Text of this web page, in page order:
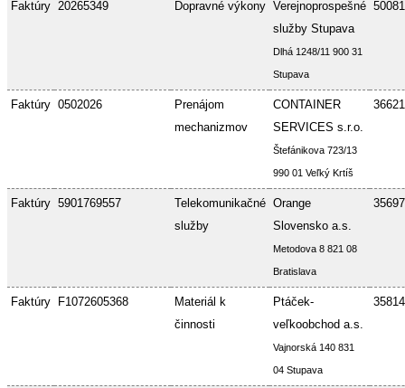
Faktúry 20265349 Dopravné výkony Verejnoprospešné
služby Stupava
Dlhá 1248/11 900 31
Stupava
Faktúry 0502026
Prenájom
mechanizmov
CONTAINER
SERVICES s.r.o.
Štefánikova 723/13
990 01 Veľký Krtíš
Faktúry 5901769557
Telekomunikačné
služby
Orange
Slovensko a.s.
Metodova 8 821 08
Bratislava
Faktúry F1072605368
Materiál k
činnosti
Ptáček-
veľkoobchod a.s.
Vajnorská 140 831
04 Stupava